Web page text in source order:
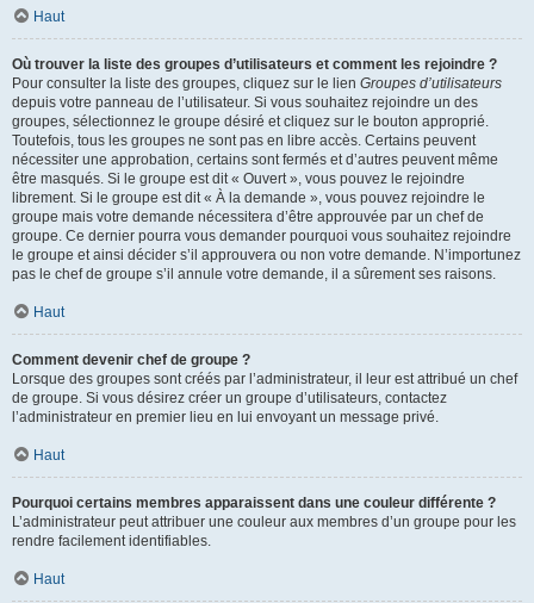
Haut
Où trouver la liste des groupes d’utilisateurs et comment les rejoindre ?
Pour consulter la liste des groupes, cliquez sur le lien Groupes d’utilisateurs
depuis votre panneau de l’utilisateur. Si vous souhaitez rejoindre un des
groupes, sélectionnez le groupe désiré et cliquez sur le bouton approprié.
Toutefois, tous les groupes ne sont pas en libre accès. Certains peuvent
nécessiter une approbation, certains sont fermés et d’autres peuvent même
être masqués. Si le groupe est dit « Ouvert », vous pouvez le rejoindre
librement. Si le groupe est dit « À la demande », vous pouvez rejoindre le
groupe mais votre demande nécessitera d’être approuvée par un chef de
groupe. Ce dernier pourra vous demander pourquoi vous souhaitez rejoindre
le groupe et ainsi décider s’il approuvera ou non votre demande. N’importunez
pas le chef de groupe s’il annule votre demande, il a sûrement ses raisons.
Haut
Comment devenir chef de groupe ?
Lorsque des groupes sont créés par l’administrateur, il leur est attribué un chef
de groupe. Si vous désirez créer un groupe d’utilisateurs, contactez
l’administrateur en premier lieu en lui envoyant un message privé.
Haut
Pourquoi certains membres apparaissent dans une couleur différente ?
L’administrateur peut attribuer une couleur aux membres d’un groupe pour les
rendre facilement identifiables.
Haut